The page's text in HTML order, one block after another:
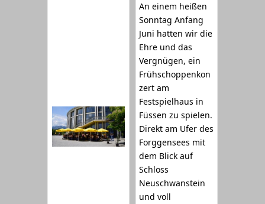
An einem heißen
Sonntag Anfang
Juni hatten wir die
Ehre und das
Vergnügen, ein
Frühschoppenkon
zert am
Festspielhaus in
Füssen zu spielen.
Direkt am Ufer des
Forggensees mit
dem Blick auf
Schloss
Neuschwanstein
und voll